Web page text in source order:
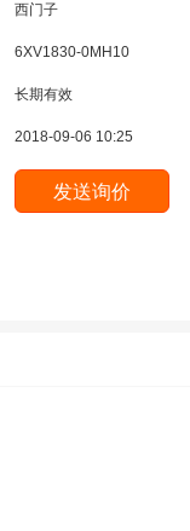
西门子
6XV1830-0MH10
长期有效
2018-09-06 10:25